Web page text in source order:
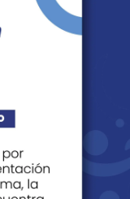
interés más